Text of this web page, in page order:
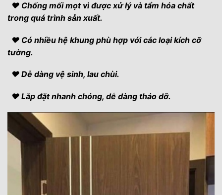
♥ Chống mối mọt vì được xử lý và tẩm hóa chất
trong quá trình sản xuất.
♥ Có nhiều hệ khung phù hợp với các loại kích cỡ
tường.
♥ Dễ dàng vệ sinh, lau chùi.
♥ Lắp đặt nhanh chóng, dễ dàng tháo dỡ.